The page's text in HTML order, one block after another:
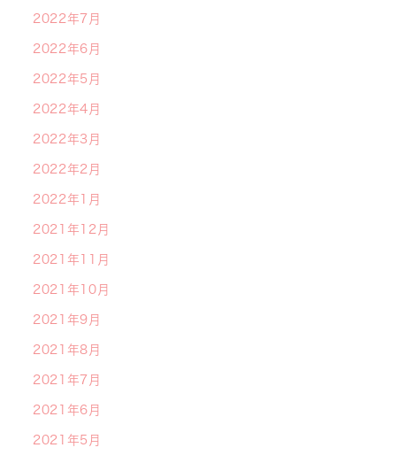
2022年7月
2022年6月
2022年5月
2022年4月
2022年3月
2022年2月
2022年1月
2021年12月
2021年11月
2021年10月
2021年9月
2021年8月
2021年7月
2021年6月
2021年5月